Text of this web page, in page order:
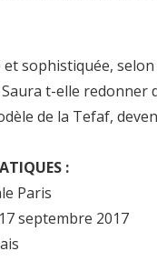
et sophistiquée,
t-elle redonner
de la Tefaf,
:
Paris
septembre 2017